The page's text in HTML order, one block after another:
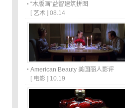
“木版画”益智建筑拼图
[ 艺术 ] 08.14
American Beauty 美国丽人影评
[ 电影 ] 10.19